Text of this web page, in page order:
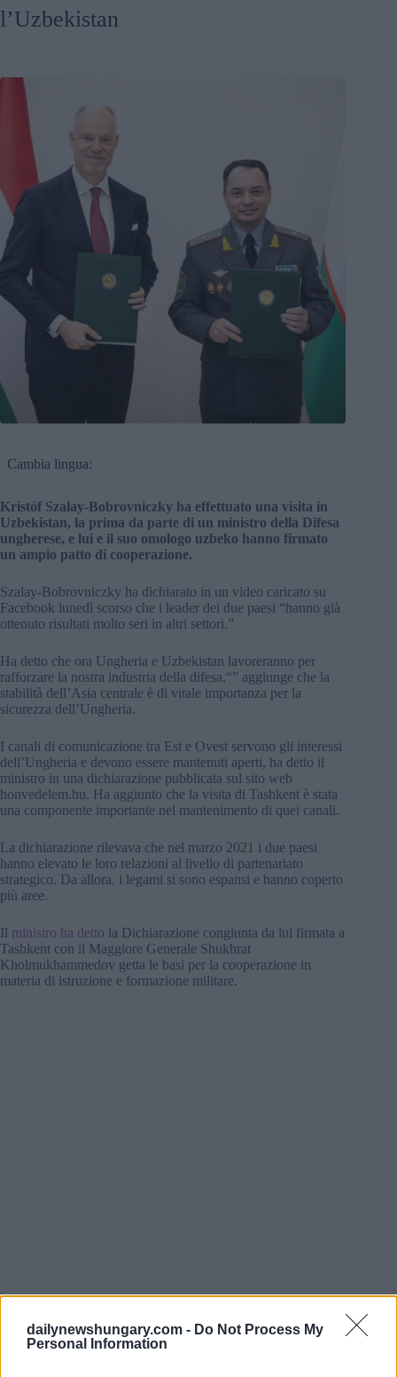
dailynewshungary.com - Do Not Process My
Personal Information
l’Uzbekistan
Cambia lingua:
Kristóf Szalay-Bobrovniczky ha effettuato una visita in
Uzbekistan, la prima da parte di un ministro della Difesa
ungherese, e lui e il suo omologo uzbeko hanno firmato
un ampio patto di cooperazione.
Szalay-Bobrovniczky ha dichiarato in un video caricato su
Facebook lunedì scorso che i leader dei due paesi “hanno già
ottenuto risultati molto seri in altri settori.”
Ha detto che ora Ungheria e Uzbekistan lavoreranno per
rafforzare la nostra industria della difesa,“” aggiunge che la
stabilità dell’Asia centrale è di vitale importanza per la
sicurezza dell’Ungheria.
I canali di comunicazione tra Est e Ovest servono gli interessi
dell’Ungheria e devono essere mantenuti aperti, ha detto il
ministro in una dichiarazione pubblicata sul sito web
honvedelem.hu. Ha aggiunto che la visita di Tashkent è stata
una componente importante nel mantenimento di quei canali.
La dichiarazione rilevava che nel marzo 2021 i due paesi
hanno elevato le loro relazioni al livello di partenariato
strategico. Da allora, i legami si sono espansi e hanno coperto
più aree.
Il ministro ha detto la Dichiarazione congiunta da lui firmata a
Tashkent con il Maggiore Generale Shukhrat
Kholmukhammedov getta le basi per la cooperazione in
materia di istruzione e formazione militare.